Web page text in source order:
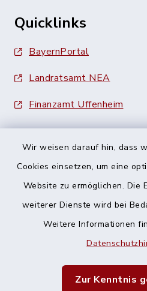
Wir weisen darauf hin, dass
Cookies einsetzen, um eine
Website zu ermöglichen. Die
weiterer Dienste wird bei
Weitere Informationen
Zur Kenntnis
Quicklinks
BayernPortal
Landratsamt NEA
Finanzamt Uffenheim